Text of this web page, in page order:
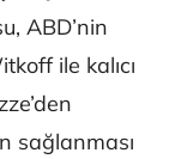
ABD’nin
ile kalıcı
sağlanması